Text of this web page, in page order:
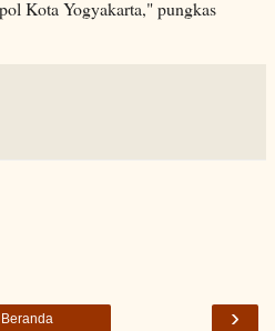
Kota Yogyakarta," pungkas
›
Beranda